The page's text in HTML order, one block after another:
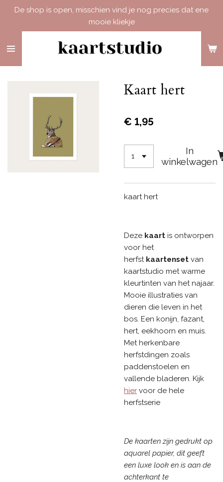
de
De shop is open, misschien vind je nog precies dat ene
mooie kliekje
Kaart hert
€ 1,95
In
winkelwagen
kaart hert
Deze kaart is ontworpen
voor het
herfst kaartenset van
kaartstudio met warme
kleurtinten van het najaar.
Mooie illustraties van
dieren die leven in het
bos. Een konijn, fazant,
hert, eekhoorn en muis.
Met herkenbare
herfstdingen zoals
paddenstoelen en
vallende bladeren. Kijk
hier voor de hele
herfstserie
De kaarten zijn gedrukt op
aquarel papier, dit geeft
een luxe look en is aan de
achterkant te